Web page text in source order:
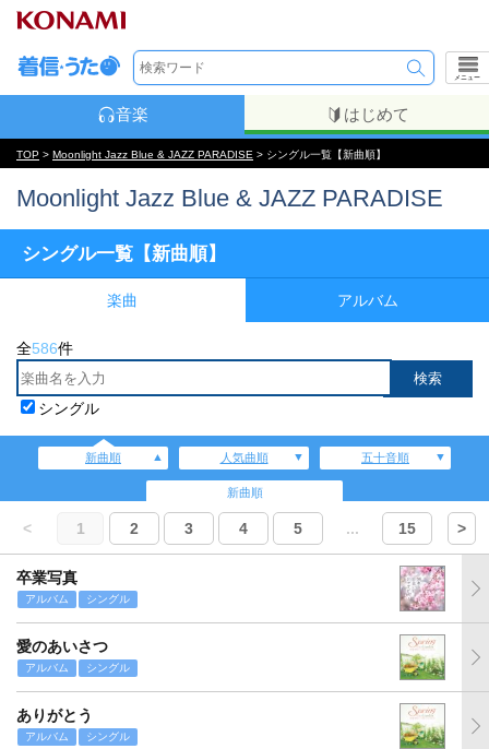
メニュー
音楽 はじめて
TOP > Moonlight Jazz Blue & JAZZ PARADISE > シングル一覧【新曲順】
Moonlight Jazz Blue & JAZZ PARADISE
シングル一覧【新曲順】
楽曲 アルバム
全586件
シングル
新曲順 人気曲順 五十音順
新曲順
< 1 2 3 4 5 ... 15 >
卒業写真
アルバム シングル
愛のあいさつ
アルバム シングル
ありがとう
アルバム シングル